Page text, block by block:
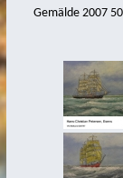
Gemälde 2007